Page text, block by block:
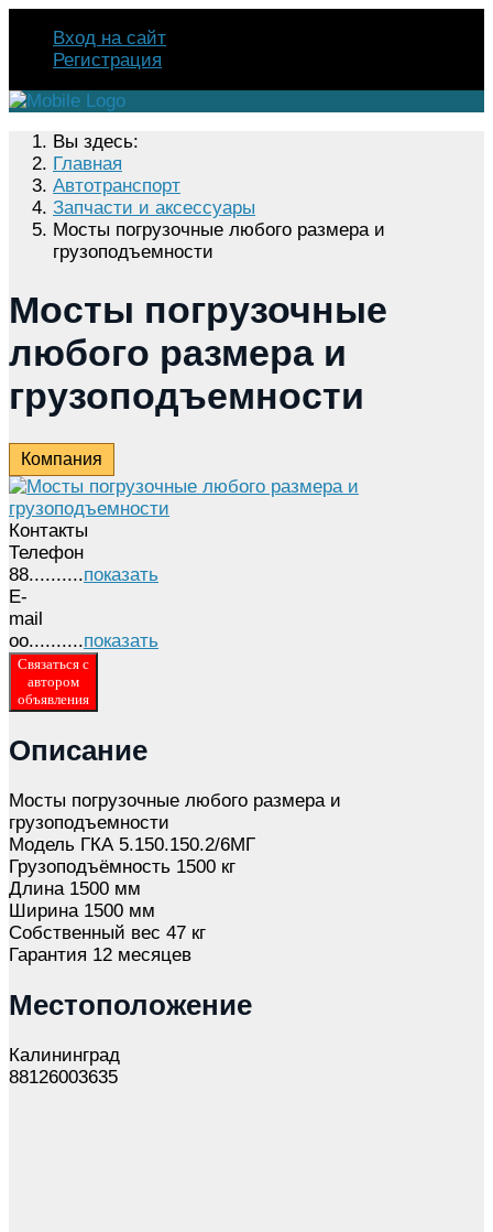
Вход на сайт
Регистрация
Вы здесь:
Главная
Автотранспорт
Запчасти и аксессуары
Мосты погрузочные любого размера и
грузоподъемности
Мосты погрузочные
любого размера и
грузоподъемности
Компания
Контакты
Телефон
88..........показать
E-
mail
oo..........показать
Связаться с
автором
объявления
Описание
Мосты погрузочные любого размера и
грузоподъемности
Модель ГКА 5.150.150.2/6MГ
Грузоподъёмность 1500 кг
Длина 1500 мм
Ширина 1500 мм
Собственный вес 47 кг
Гарантия 12 месяцев
Местоположение
Калининград
88126003635